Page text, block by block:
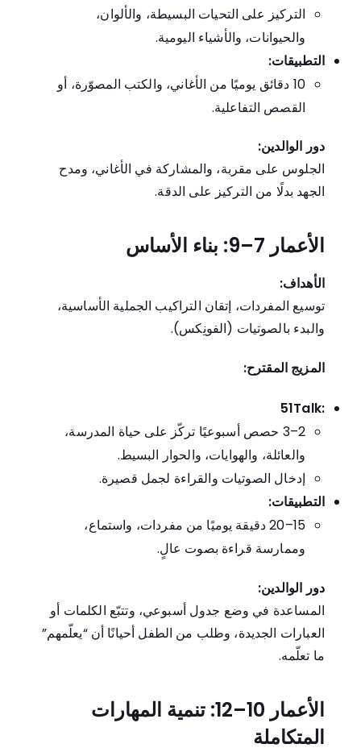
التركيز على التحيات البسيطة، والألوان،
والحيوانات، والأشياء اليومية.
التطبيقات:
10 دقائق يوميًا من الأغاني، والكتب المصوّرة، أو
القصص التفاعلية.
دور الوالدين:
الجلوس على مقربة، والمشاركة في الأغاني، ومدح
الجهد بدلًا من التركيز على الدقة.
الأعمار 7–9: بناء الأساس
الأهداف:
توسيع المفردات، إتقان التراكيب الجملية الأساسية،
والبدء بالصوتيات (الفونِكس).
المزيج المقترح:
51Talk:
2–3 حصص أسبوعيًا تركّز على حياة المدرسة،
والعائلة، والهوايات، والحوار البسيط.
إدخال الصوتيات والقراءة لجمل قصيرة.
التطبيقات:
15–20 دقيقة يوميًا من مفردات، واستماع،
وممارسة قراءة بصوت عالٍ.
دور الوالدين:
المساعدة في وضع جدول أسبوعي، وتتبّع الكلمات أو
العبارات الجديدة، وطلب من الطفل أحيانًا أن “يعلّمهم”
ما تعلّمه.
الأعمار 10–12: تنمية المهارات
المتكاملة